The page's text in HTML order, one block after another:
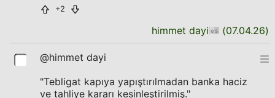
+2
himmet dayi (07.04.26)
@himmet dayi
"Tebligat kapıya yapıştırılmadan banka haciz
ve tahliye kararı kesinleştirilmiş."